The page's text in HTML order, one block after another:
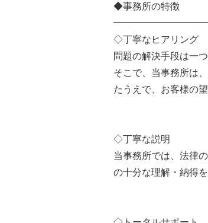
◆事務所の特徴
◇丁寧なヒアリング
問題の解決手段は一
そこで、当事務所は
たうえで、お客様の
◇丁寧な説明
当事務所では、法律
の十分な理解・納得